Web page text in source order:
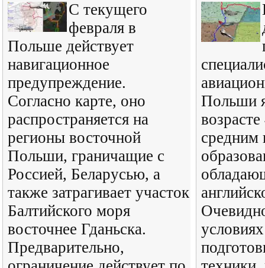
С текущего
февраля в
Польше действует
навигационное
предупреждение.
Согласно карте, оно
распространяется на
регионы восточной
Польши, граничащие с
Россией, Беларусью, а
также затрагивает участок
Балтийского моря
восточнее Гданьска.
Предварительно,
Польши
средним